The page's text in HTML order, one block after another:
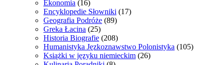
Ekonomia (16)
Encyklopedie Słowniki (17)
Geografia Podróże (89)
Greka Łacina (25)
Historia Biografie (208)
Humanistyka Jęzkoznawstwo Polonistyka (105)
Książki w języku niemieckim (26)